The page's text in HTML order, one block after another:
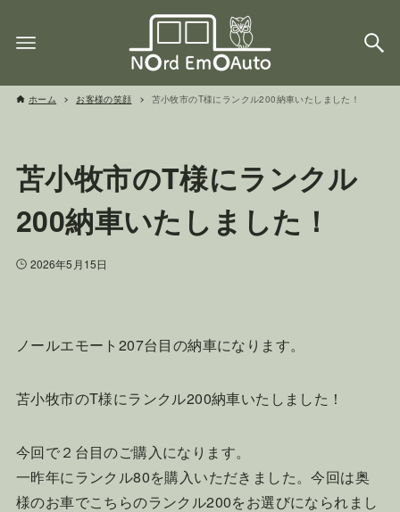
ホーム お客様の笑顔 苫小牧市のT様にランクル200納車いたしました！
苫小牧市のT様にランクル
200納車いたしました！
2026年5月15日
ノールエモート207台目の納車になります。
苫小牧市のT様にランクル200納車いたしました！
今回で２台目のご購入になります。
一昨年にランクル80を購入いただきました。今回は奥
様のお車でこちらのランクル200をお選びになられまし